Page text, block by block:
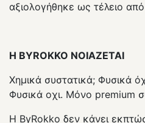
αξιολογήθηκε ως τέλειο
H BYROKKO ΝΟΙΑΖΕΤΑΙ
Χημικά συστατικά; Φυσικά
Φυσικά οχι. Μόνο premium
Η ByRokko δεν κάνει